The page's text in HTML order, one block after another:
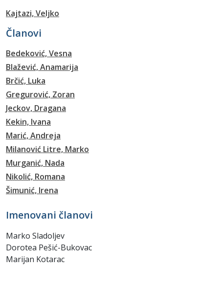
Kajtazi, Veljko
Članovi
Bedeković, Vesna
Blažević, Anamarija
Brčić, Luka
Gregurović, Zoran
Jeckov, Dragana
Kekin, Ivana
Marić, Andreja
Milanović Litre, Marko
Murganić, Nada
Nikolić, Romana
Šimunić, Irena
Imenovani članovi
Marko Sladoljev
Dorotea Pešić-Bukovac
Marijan Kotarac